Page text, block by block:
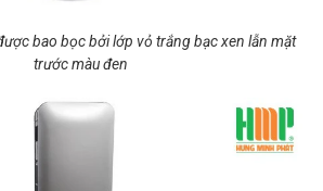
bao bọc bởi lớp vỏ trắng bạc xen lẫn mặt
trước màu đen